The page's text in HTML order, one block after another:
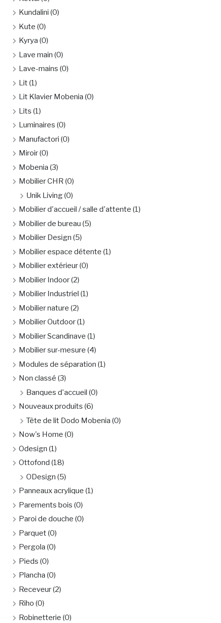
Kundalini (0)
Kute (0)
Kyrya (0)
Lave main (0)
Lave-mains (0)
Lit(1)
Lit Klavier Mobenia (0)
Lits (1)
Luminaires (0)
Manufactori (0)
Miroir(0)
Mobenia (3)
Mobilier CHR (0)
Unik Living(0)
Mobilier d'accueil / salle d'attente (1)
Mobilier de bureau (5)
Mobilier Design (5)
Mobilier espace détente (1)
Mobilier extérieur(0)
Mobilier Indoor(2)
Mobilier Industriel (1)
Mobilier nature (2)
Mobilier Outdoor(1)
Mobilier Scandinave (1)
Mobilier sur-mesure (4)
Modules de séparation (1)
Non classé (3)
Banques d'accueil (0)
Nouveaux produits (6)
Tête de lit Dodo Mobenia (0)
Now's Home (0)
Odesign (1)
Ottofond (18)
ODesign (5)
Panneaux acrylique (1)
Parements bois (0)
Paroi de douche (0)
Parquet(0)
Pergola (0)
Pieds (0)
Plancha (0)
Receveur(2)
Riho (0)
Robinetterie (0)